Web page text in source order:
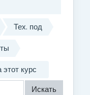
Тех. под
курс
Искать